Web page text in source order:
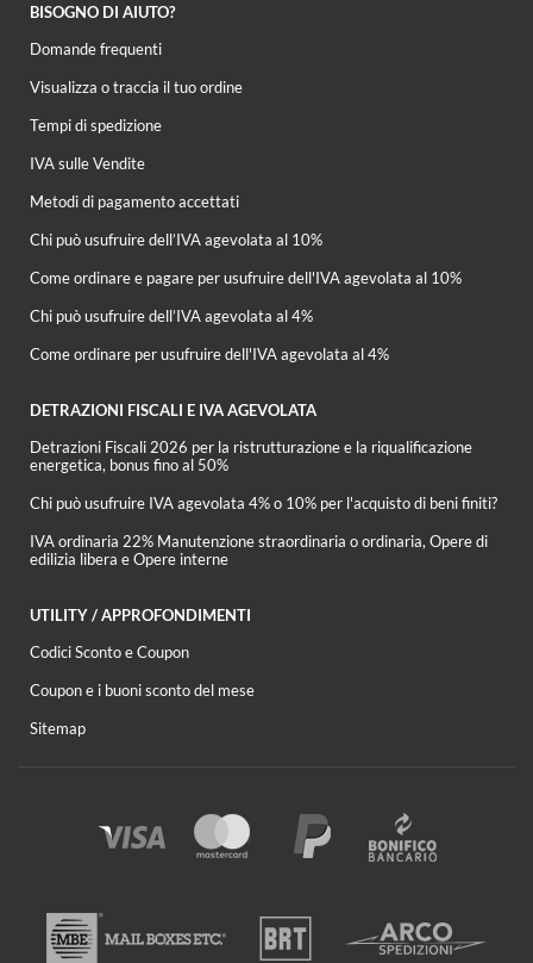
BISOGNO DI AIUTO?
Domande frequenti
Visualizza o traccia il tuo ordine
Tempi di spedizione
IVA sulle Vendite
Metodi di pagamento accettati
Chi può usufruire dell’IVA agevolata al 10%
Come ordinare e pagare per usufruire dell'IVA agevolata al 10%
Chi può usufruire dell’IVA agevolata al 4%
Come ordinare per usufruire dell'IVA agevolata al 4%
DETRAZIONI FISCALI E IVA AGEVOLATA
Detrazioni Fiscali 2026 per la ristrutturazione e la riqualificazione
energetica, bonus fino al 50%
Chi può usufruire IVA agevolata 4% o 10% per l'acquisto di beni finiti?
IVA ordinaria 22% Manutenzione straordinaria o ordinaria, Opere di
edilizia libera e Opere interne
UTILITY / APPROFONDIMENTI
Codici Sconto e Coupon
Coupon e i buoni sconto del mese
Sitemap